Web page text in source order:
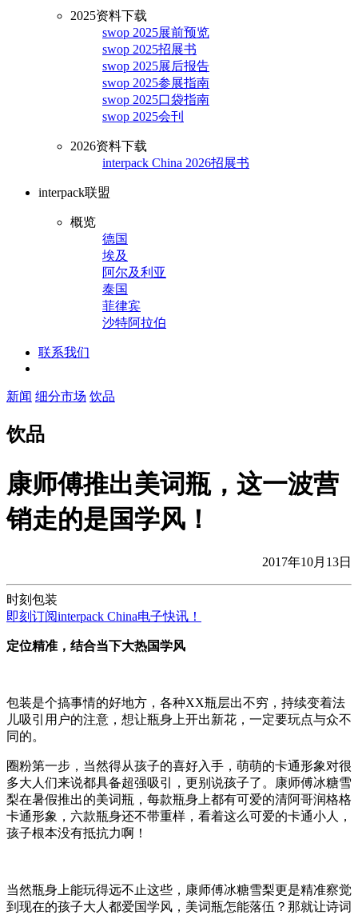
2025资料下载
swop 2025展前预览
swop 2025招展书
swop 2025展后报告
swop 2025参展指南
swop 2025口袋指南
swop 2025会刊
2026资料下载
interpack China 2026招展书
interpack联盟
概览
德国
埃及
阿尔及利亚
泰国
菲律宾
沙特阿拉伯
联系我们
新闻 细分市场 饮品
饮品
康师傅推出美词瓶，这一波营
销走的是国学风！
2017年10月13日
时刻包装
即刻订阅interpack China电子快讯！
定位精准，结合当下大热国学风
包装是个搞事情的好地方，各种XX瓶层出不穷，持续变着法
儿吸引用户的注意，想让瓶身上开出新花，一定要玩点与众不
同的。
圈粉第一步，当然得从孩子的喜好入手，萌萌的卡通形象对很
多大人们来说都具备超强吸引，更别说孩子了。康师傅冰糖雪
梨在暑假推出的美词瓶，每款瓶身上都有可爱的清阿哥润格格
卡通形象，六款瓶身还不带重样，看着这么可爱的卡通小人，
孩子根本没有抵抗力啊！
当然瓶身上能玩得远不止这些，康师傅冰糖雪梨更是精准察觉
到现在的孩子大人都爱国学风，美词瓶怎能落伍？那就让诗词